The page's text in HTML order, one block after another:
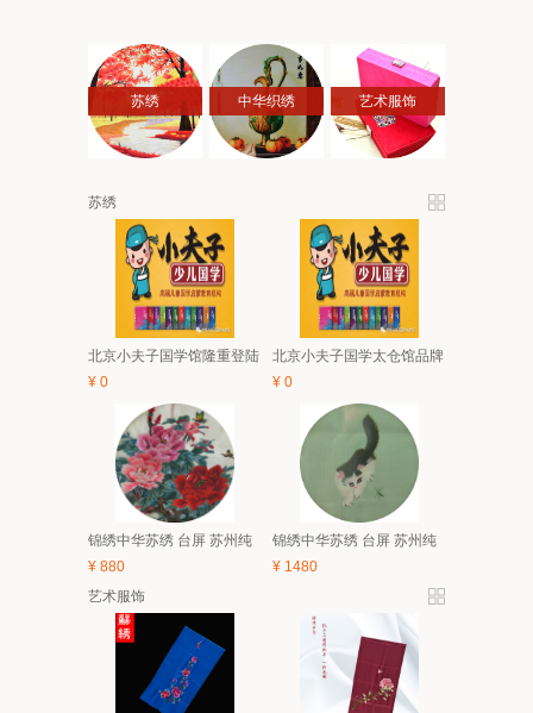
苏绣 中华织绣 艺术服饰
苏绣
北京小夫子国学馆隆重登陆
活动开始啦！
¥ 0
北京小夫子国学太仓馆品牌
营简介
¥ 0
锦绣中华苏绣 台屏 苏州纯
装饰画 礼品
¥ 880
锦绣中华苏绣 台屏 苏州纯
装饰画 礼品
¥ 1480
艺术服饰